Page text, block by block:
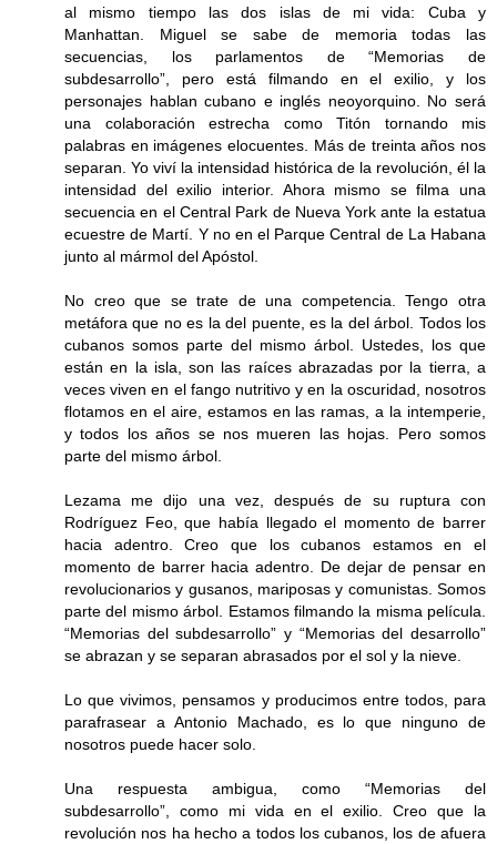
al mismo tiempo las dos islas de mi vida: Cuba y
Manhattan. Miguel se sabe de memoria todas las
secuencias, los parlamentos de “Memorias de
subdesarrollo”, pero está filmando en el exilio, y los
personajes hablan cubano e inglés neoyorquino. No será
una colaboración estrecha como Titón tornando mis
palabras en imágenes elocuentes. Más de treinta años nos
separan. Yo viví la intensidad histórica de la revolución, él la
intensidad del exilio interior. Ahora mismo se filma una
secuencia en el Central Park de Nueva York ante la estatua
ecuestre de Martí. Y no en el Parque Central de La Habana
junto al mármol del Apóstol.
No creo que se trate de una competencia. Tengo otra
metáfora que no es la del puente, es la del árbol. Todos los
cubanos somos parte del mismo árbol. Ustedes, los que
están en la isla, son las raíces abrazadas por la tierra, a
veces viven en el fango nutritivo y en la oscuridad, nosotros
flotamos en el aire, estamos en las ramas, a la intemperie,
y todos los años se nos mueren las hojas. Pero somos
parte del mismo árbol.
Lezama me dijo una vez, después de su ruptura con
Rodríguez Feo, que había llegado el momento de barrer
hacia adentro. Creo que los cubanos estamos en el
momento de barrer hacia adentro. De dejar de pensar en
revolucionarios y gusanos, mariposas y comunistas. Somos
parte del mismo árbol. Estamos filmando la misma película.
“Memorias del subdesarrollo” y “Memorias del desarrollo”
se abrazan y se separan abrasados por el sol y la nieve.
Lo que vivimos, pensamos y producimos entre todos, para
parafrasear a Antonio Machado, es lo que ninguno de
nosotros puede hacer solo.
Una respuesta ambigua, como “Memorias del
subdesarrollo”, como mi vida en el exilio. Creo que la
revolución nos ha hecho a todos los cubanos, los de afuera